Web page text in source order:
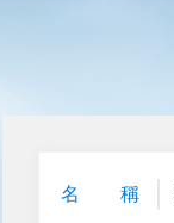
名 稱